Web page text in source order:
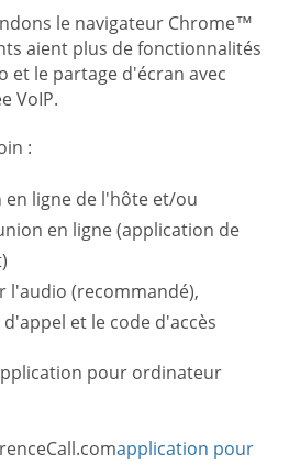
le navigateur Chrome™
aient plus de fonctionnalités
et le partage d'écran avec
VoIP.
:
en ligne de l'hôte et/ou
en ligne (application de
l'audio (recommandé),
et le code d'accès
pour ordinateur
application pour